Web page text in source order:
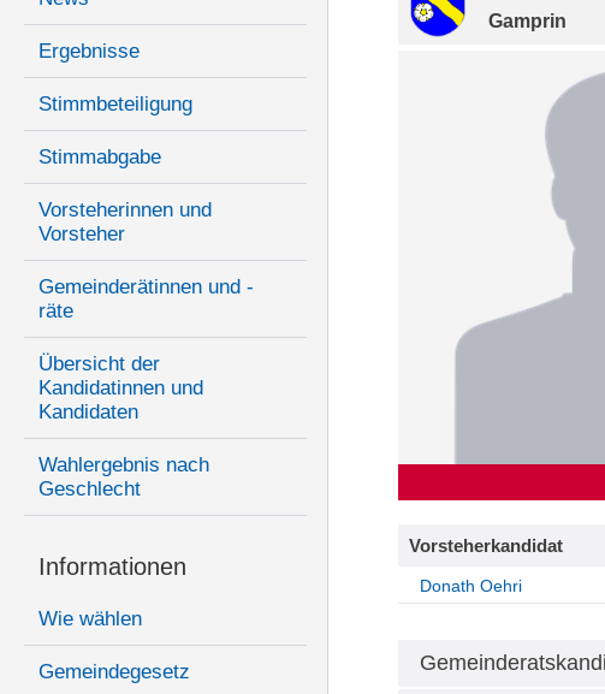
Ergebnisse
Stimmbeteiligung
Stimmabgabe
Vorsteherinnen und
Vorsteher
Gemeinderätinnen und -
räte
Übersicht der
Kandidatinnen und
Kandidaten
Wahlergebnis nach
Geschlecht
Informationen
Wie wählen
Gemeindegesetz
Gamprin
Vorsteherkandidat
Donath Oehri